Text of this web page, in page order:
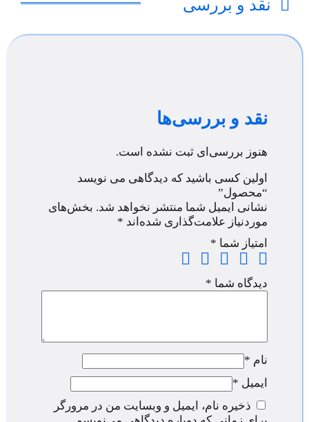
نقد و بررسی
نقد و بررسی‌ها
هنوز بررسی‌ای ثبت نشده است.
اولین کسی باشید که دیدگاهی می نویسد
“محصول”
نشانی ایمیل شما منتشر نخواهد شد. بخش‌های
موردنیاز علامت‌گذاری شده‌اند *
امتیاز شما *
دیدگاه شما *
نام *
ایمیل *
ذخیره نام، ایمیل و وبسایت من در مرورگر